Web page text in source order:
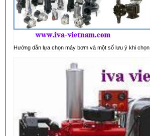
Hướng dẫn lựa chọn máy bơm và một số lưu ý khi chọn